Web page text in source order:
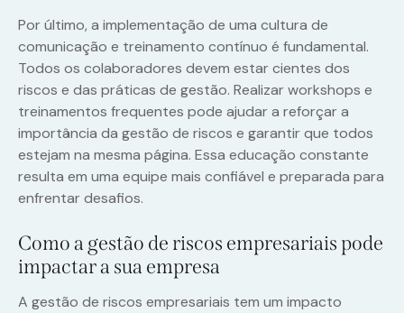
Por último, a implementação de uma cultura de
comunicação e treinamento contínuo é fundamental.
Todos os colaboradores devem estar cientes dos
riscos e das práticas de gestão. Realizar workshops e
treinamentos frequentes pode ajudar a reforçar a
importância da gestão de riscos e garantir que todos
estejam na mesma página. Essa educação constante
resulta em uma equipe mais confiável e preparada para
enfrentar desafios.
Como a gestão de riscos empresariais pode
impactar a sua empresa
A gestão de riscos empresariais tem um impacto